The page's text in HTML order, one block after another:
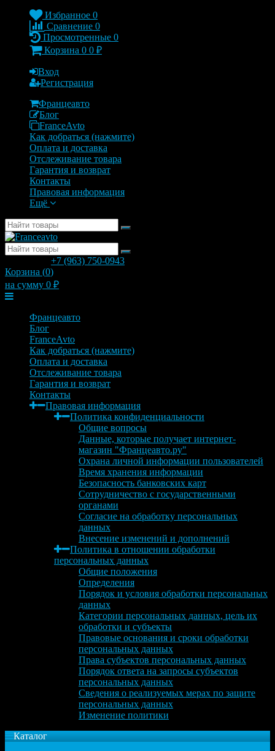
Избранное 0
Сравнение 0
Просмотренные 0
Корзина 0 0 ₽
Вход
Регистрация
Францеавто
Блог
FranceAvto
Как добраться (нажмите)
Оплата и доставка
Отслеживание товара
Гарантия и возврат
Контакты
Правовая информация
Ещё
+7 (963) 750-0943
Корзина (0)
на сумму 0 ₽
Францеавто
Блог
FranceAvto
Как добраться (нажмите)
Оплата и доставка
Отслеживание товара
Гарантия и возврат
Контакты
Правовая информация
Политика конфиденциальности
Общие вопросы
Данные, которые получает интернет-
магазин "Францеавто.ру"
Охрана личной информации пользователей
Время хранения информации
Безопасность банковских карт
Сотрудничество с государственными
органами
Согласие на обработку персональных
данных
Внесение изменений и дополнений
Политика в отношении обработки
персональных данных
Общие положения
Определения
Порядок и условия обработки персональных
данных
Категории персональных данных, цель их
обработки и субъекты
Правовые основания и сроки обработки
персональных данных
Права субъектов персональных данных
Порядок ответа на запросы субъектов
персональных данных
Сведения о реализуемых мерах по защите
персональных данных
Изменение политики
Каталог